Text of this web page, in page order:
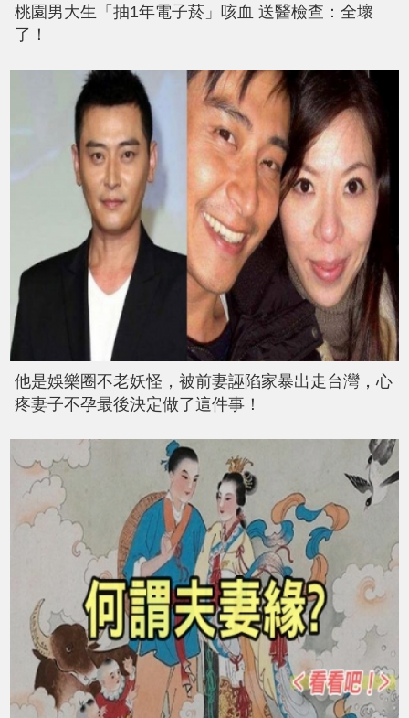
桃園男大生「抽1年電子菸」咳血 送醫檢查：全壞
了！
他是娛樂圈不老妖怪，被前妻誣陷家暴出走台灣，心
疼妻子不孕最後決定做了這件事！